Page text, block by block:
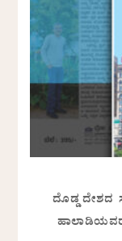
ದೊಡ್ಡ ದೇಶದ